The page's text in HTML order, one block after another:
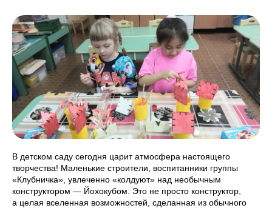
В детском саду сегодня царит атмосфера настоящего
творчества! Маленькие строители, воспитанники группы
«Клубничка», увлеченно «колдуют» над необычным
конструктором — Йохокубом. Это не просто конструктор,
а целая вселенная возможностей, сделанная из обычного